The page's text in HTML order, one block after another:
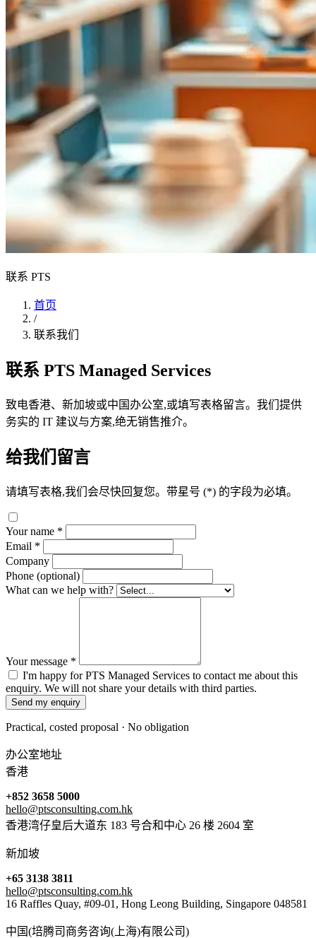
联系 PTS
首页
/
联系我们
联系 PTS Managed Services
致电香港、新加坡或中国办公室,或填写表格留言。我们提供
务实的 IT 建议与方案,绝无销售推介。
给我们留言
请填写表格,我们会尽快回复您。带星号 (*) 的字段为必填。
Your name *
Email *
Company
Phone (optional)
What can we help with?
Your message *
I'm happy for PTS Managed Services to contact me about this
enquiry. We will not share your details with third parties.
Send my enquiry
Practical, costed proposal · No obligation
办公室地址
香港
+852 3658 5000
hello@ptsconsulting.com.hk
香港湾仔皇后大道东 183 号合和中心 26 楼 2604 室
新加坡
+65 3138 3811
hello@ptsconsulting.com.hk
16 Raffles Quay, #09-01, Hong Leong Building, Singapore 048581
中国(培腾司商务咨询(上海)有限公司)